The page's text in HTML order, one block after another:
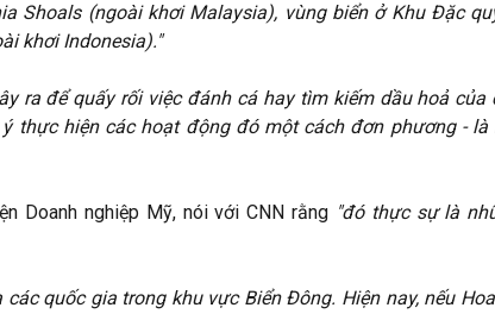
Shoals (ngoài khơi Malaysia), vùng biển ở Khu Đặc
khơi Indonesia)."
ra để quấy rối việc đánh cá hay tìm kiếm dầu hoả của
thực hiện các hoạt động đó một cách đơn phương - là
Doanh nghiệp Mỹ, nói với CNN rằng "đó thực sự là
quốc gia trong khu vực Biển Đông. Hiện nay, nếu